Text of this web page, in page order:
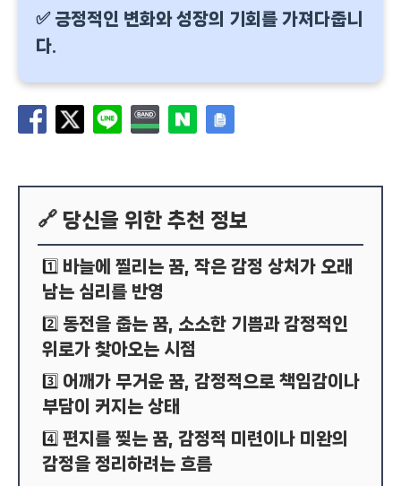
✅ 긍정적인 변화와 성장의 기회를 가져다줍니
다.
🔗 당신을 위한 추천 정보
1️⃣ 바늘에 찔리는 꿈, 작은 감정 상처가 오래
남는 심리를 반영
2️⃣ 동전을 줍는 꿈, 소소한 기쁨과 감정적인
위로가 찾아오는 시점
3️⃣ 어깨가 무거운 꿈, 감정적으로 책임감이나
부담이 커지는 상태
4️⃣ 편지를 찢는 꿈, 감정적 미련이나 미완의
감정을 정리하려는 흐름